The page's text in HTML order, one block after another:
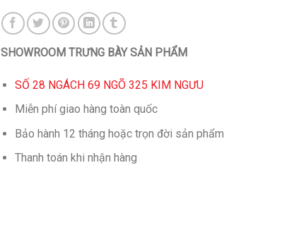
SHOWROOM TRƯNG BÀY SẢN PHẨM
SỐ 28 NGÁCH 69 NGÕ 325 KIM NGƯU
Miễn phí giao hàng toàn quốc
Bảo hành 12 tháng hoặc trọn đời sản phẩm
Thanh toán khi nhận hàng